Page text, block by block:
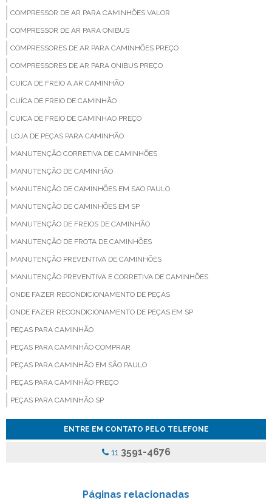
COMPRESSOR DE AR PARA CAMINHÕES VALOR
COMPRESSOR DE AR PARA ONIBUS
COMPRESSORES DE AR PARA CAMINHÕES PREÇO
COMPRESSORES DE AR PARA ONIBUS PREÇO
CUICA DE FREIO A AR CAMINHÃO
CUÍCA DE FREIO DE CAMINHÃO
CUICA DE FREIO DE CAMINHAO PREÇO
LOJA DE PEÇAS PARA CAMINHÃO
MANUTENÇÃO CORRETIVA DE CAMINHÕES
MANUTENÇÃO DE CAMINHÃO
MANUTENÇÃO DE CAMINHÕES EM SAO PAULO
MANUTENÇÃO DE CAMINHÕES EM SP
MANUTENÇÃO DE FREIOS DE CAMINHÃO
MANUTENÇÃO DE FROTA DE CAMINHÕES
MANUTENÇÃO PREVENTIVA DE CAMINHÕES
MANUTENÇÃO PREVENTIVA E CORRETIVA DE CAMINHÕES
ONDE FAZER RECONDICIONAMENTO DE PEÇAS
ONDE FAZER RECONDICIONAMENTO DE PEÇAS EM SP
PEÇAS PARA CAMINHÃO
PEÇAS PARA CAMINHÃO COMPRAR
PEÇAS PARA CAMINHÃO EM SÃO PAULO
PEÇAS PARA CAMINHÃO PREÇO
PEÇAS PARA CAMINHÃO SP
PEÇAS PARA CAMINHÃO VALOR
ENTRE EM CONTATO PELO TELEFONE
11 3591-4676
Páginas relacionadas